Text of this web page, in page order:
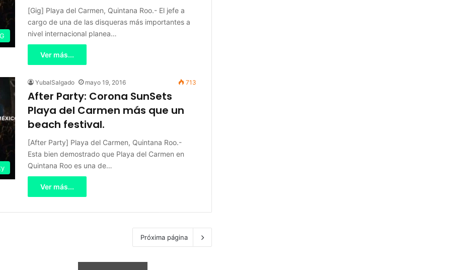
[Gig] Playa del Carmen, Quintana Roo.- El jefe a
cargo de una de las disqueras más importantes a
nivel internacional planea…
Ver más...
YubalSalgado mayo 19, 2016 713
After Party: Corona SunSets
Playa del Carmen más que un
beach festival.
[After Party] Playa del Carmen, Quintana Roo.-
Esta bien demostrado que Playa del Carmen en
Quintana Roo es una de…
Ver más...
Próxima página